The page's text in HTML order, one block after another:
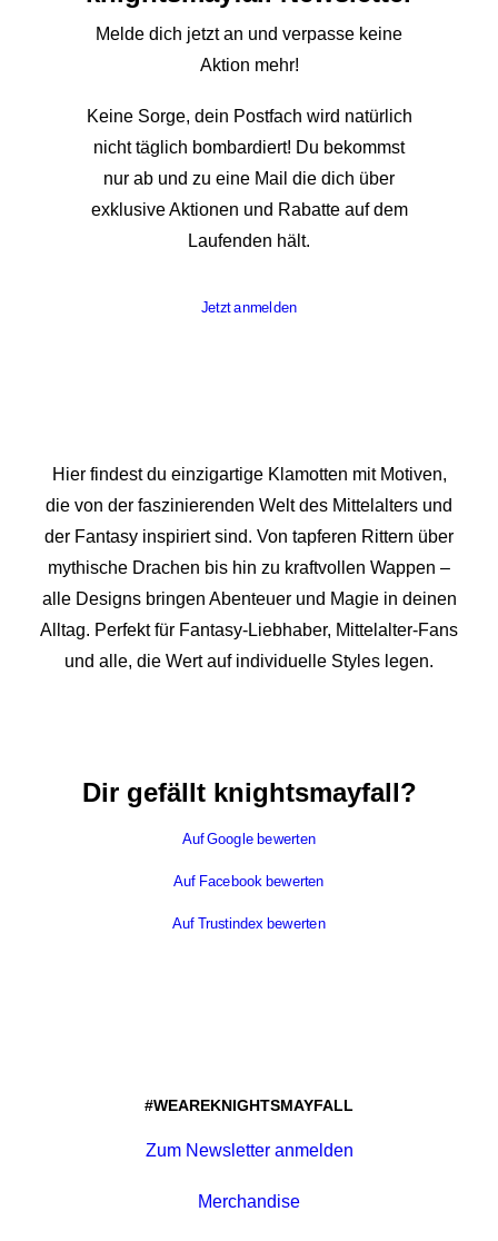
Melde dich jetzt an und verpasse keine
Aktion mehr!
Keine Sorge, dein Postfach wird natürlich
nicht täglich bombardiert! Du bekommst
nur ab und zu eine Mail die dich über
exklusive Aktionen und Rabatte auf dem
Laufenden hält.
Jetzt anmelden
Hier findest du einzigartige Klamotten mit Motiven,
die von der faszinierenden Welt des Mittelalters und
der Fantasy inspiriert sind. Von tapferen Rittern über
mythische Drachen bis hin zu kraftvollen Wappen –
alle Designs bringen Abenteuer und Magie in deinen
Alltag. Perfekt für Fantasy-Liebhaber, Mittelalter-Fans
und alle, die Wert auf individuelle Styles legen.
Dir gefällt knightsmayfall?
Auf Google bewerten
Auf Facebook bewerten
Auf Trustindex bewerten
#WEAREKNIGHTSMAYFALL
Zum Newsletter anmelden
Merchandise